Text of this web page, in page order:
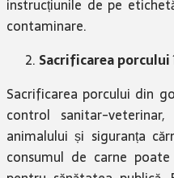
instrucțiunile de pe
contaminare.
Sacrificarea
Sacrificarea porcului din
control sanitar-
animalului și siguranța
consumul de carne